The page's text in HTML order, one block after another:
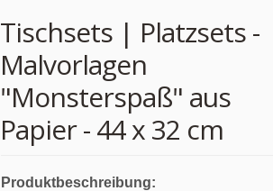
Tischsets | Platzsets -
Malvorlagen
"Monsterspaß" aus
Papier - 44 x 32 cm
Produktbeschreibung: